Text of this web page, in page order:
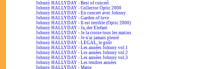
Johnny HALLYDAY - Best of concert
Johnny HALLYDAY - Collector Optic 2000
Johnny HALLYDAY - En concert avec Johnny
Johnny HALLYDAY - Garden of love
Johnny HALLYDAY - Il est terrible (Optic 2000)
Johnny HALLYDAY - Ja, der Elefant
Johnny HALLYDAY - Je la croise tous les matins
Johnny HALLYDAY - Je n'ai jamais pleuré
Johnny HALLYDAY - LEGAL, le goût
Johnny HALLYDAY - Les années Johnny vol.1
Johnny HALLYDAY - Les années Johnny vol.2
Johnny HALLYDAY - Les années Johnny vol.3
Johnny HALLYDAY - Les tendres années
Johnny HALLYDAY - Marie